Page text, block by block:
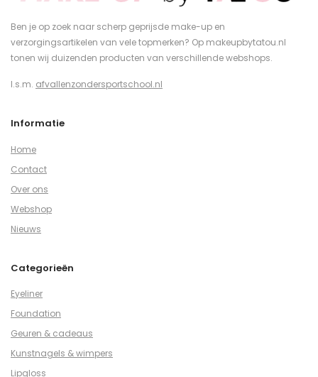
Ben je op zoek naar scherp geprijsde make-up en
verzorgingsartikelen van vele topmerken? Op makeupbytatou.nl
tonen wij duizenden producten van verschillende webshops.
I.s.m. afvallenzondersportschool.nl
Informatie
Home
Contact
Over ons
Webshop
Nieuws
Categorieën
Eyeliner
Foundation
Geuren & cadeaus
Kunstnagels & wimpers
Lipgloss